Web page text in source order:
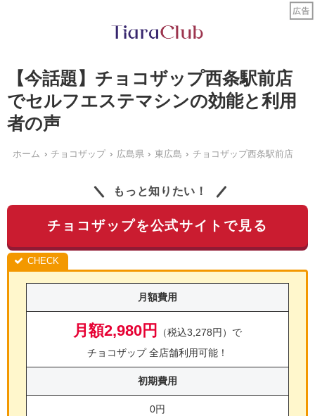
【今話題】チョコザップ西条駅前店
でセルフエステマシンの効能と利用
者の声
ホーム チョコザップ 広島県 東広島 チョコザップ西条駅前店
もっと知りたい！
チョコザップを公式サイトで見る
月額費用
月額2,980円
（税込3,278円）で
チョコザップ 全店舗利用可能！
初期費用
0円